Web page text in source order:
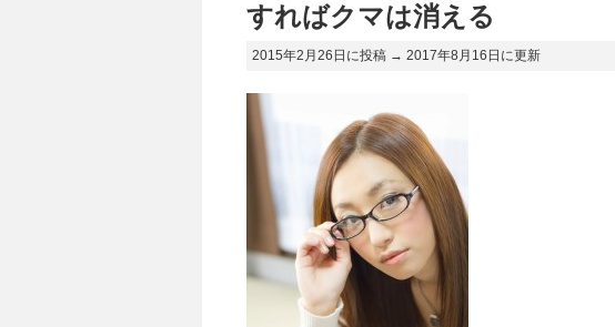
すればクマは消える
2015年2月26日に投稿 → 2017年8月16日 に更新